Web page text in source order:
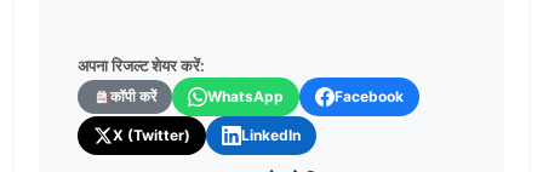
अपना रिजल्ट शेयर करें:
कॉपी करें WhatsApp Facebook
X (Twitter) LinkedIn